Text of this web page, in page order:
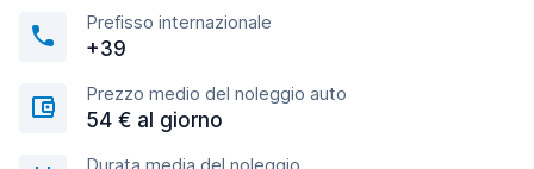
Prefisso internazionale
+39
Prezzo medio del noleggio auto
54 € al giorno